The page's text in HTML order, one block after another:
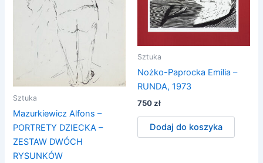
Sztuka
Mazurkiewicz Alfons –
PORTRETY DZIECKA –
ZESTAW DWÓCH
RYSUNKÓW
Sztuka
Nożko-Paprocka Emilia –
RUNDA, 1973
750zł
Dodaj do koszyka